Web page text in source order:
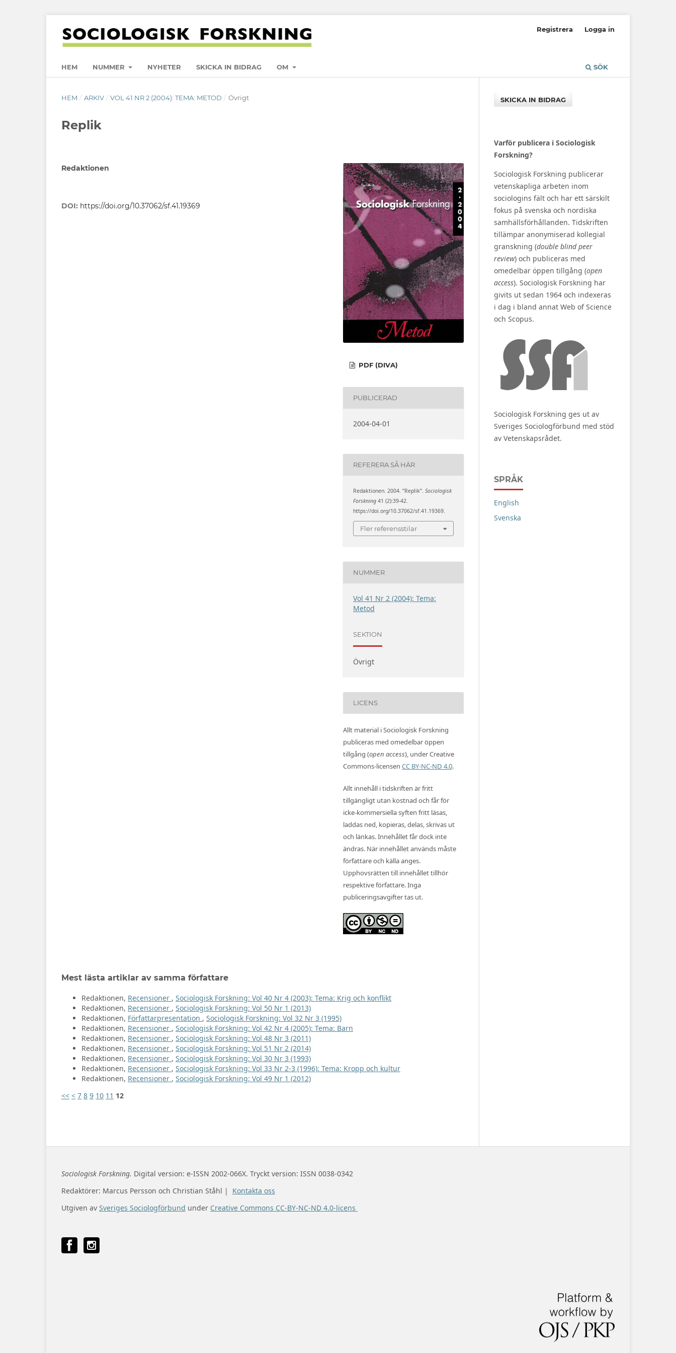
HEM NUMMER NYHETER SKICKA IN BIDRAG OM SÖK
Registrera Logga in
HEM / ARKIV / VOL 41 NR 2 (2004): TEMA: METOD / Övrigt
Replik
Redaktionen
DOI: https://doi.org/10.37062/sf.41.19369
PDF (DIVA)
PUBLICERAD
2004-04-01
REFERERA SÅ HÄR
Redaktionen. 2004. ”Replik”.Sociologisk
Forskning 41 (2):39-42.
https://doi.org/10.37062/sf.41.19369.
Fler referensstilar
NUMMER
Vol 41 Nr 2 (2004): Tema:
Metod
SEKTION
Övrigt
LICENS
Allt material i Sociologisk Forskning
publiceras med omedelbar öppen
tillgång (open access), under Creative
Commons-licensen CC BY-NC-ND 4.0.
Allt innehåll i tidskriften är fritt
tillgängligt utan kostnad och får för
icke-kommersiella syften fritt läsas,
laddas ned, kopieras, delas, skrivas ut
och länkas. Innehållet får dock inte
ändras. När innehållet används måste
författare och källa anges.
Upphovsrätten till innehållet tillhör
respektive författare. Inga
publiceringsavgifter tas ut.
Mest lästa artiklar av samma författare
Redaktionen, Recensioner , Sociologisk Forskning: Vol 40 Nr 4 (2003): Tema: Krig och konflikt
Redaktionen, Recensioner , Sociologisk Forskning: Vol 50 Nr 1 (2013)
Redaktionen, Författarpresentation , Sociologisk Forskning: Vol 32 Nr 3 (1995)
Redaktionen, Recensioner , Sociologisk Forskning: Vol 42 Nr 4 (2005): Tema: Barn
Redaktionen, Recensioner , Sociologisk Forskning: Vol 48 Nr 3 (2011)
Redaktionen, Recensioner , Sociologisk Forskning: Vol 51 Nr 2 (2014)
Redaktionen, Recensioner , Sociologisk Forskning: Vol 30 Nr 3 (1993)
Redaktionen, Recensioner , Sociologisk Forskning: Vol 33 Nr 2-3 (1996): Tema: Kropp och kultur
Redaktionen, Recensioner , Sociologisk Forskning: Vol 49 Nr 1 (2012)
<< < 7 8 9 10 11 12
SKICKA IN BIDRAG
Varför publicera i Sociologisk
Forskning?
Sociologisk Forskning publicerar
vetenskapliga arbeten inom
sociologins fält och har ett särskilt
fokus på svenska och nordiska
samhällsförhållanden. Tidskriften
tillämpar anonymiserad kollegial
granskning (double blind peer
review) och publiceras med
omedelbar öppen tillgång (open
access). Sociologisk Forskning har
givits ut sedan 1964 och indexeras
i dag i bland annat Web of Science
och Scopus.
Sociologisk Forskning ges ut av
Sveriges Sociologförbund med stöd
av Vetenskapsrådet.
SPRÅK
English
Svenska
Sociologisk Forskning. Digital version: e-ISSN 2002-066X. Tryckt version: ISSN 0038-0342
Redaktörer: Marcus Persson och Christian Ståhl | Kontakta oss
Utgiven av Sveriges Sociologförbund under Creative Commons CC-BY-NC-ND 4.0-licens